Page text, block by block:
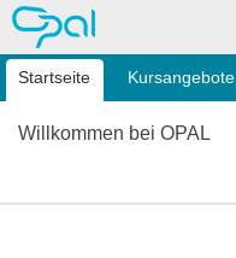
OPAL
Startseite Kursangebote
Willkommen bei OPAL